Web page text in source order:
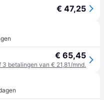
€ 47,25
€ 65,45
3 betalingen van € 21,81/mnd.